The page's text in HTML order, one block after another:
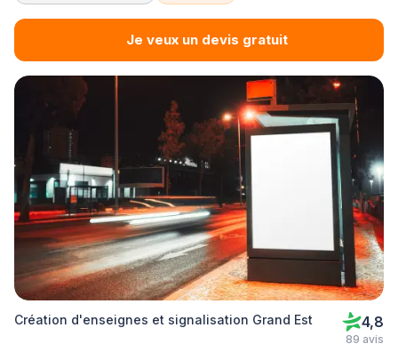
Je veux un devis gratuit
Création d'enseignes et signalisation Grand Est 4,8
89 avis